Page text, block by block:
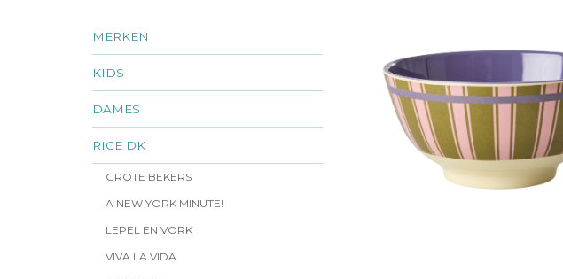
MERKEN
KIDS
DAMES
RICE DK
GROTE BEKERS
A NEW YORK MINUTE!
LEPEL EN VORK
VIVA LA VIDA